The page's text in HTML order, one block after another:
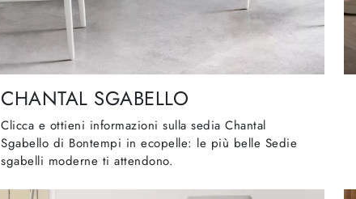
CHANTAL SGABELLO
Clicca e ottieni informazioni sulla sedia Chantal
Sgabello di Bontempi in ecopelle: le più belle Sedie
sgabelli moderne ti attendono.